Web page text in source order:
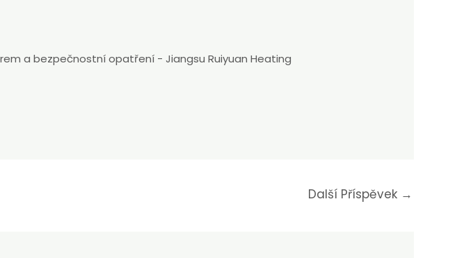
a bezpečnostní opatření - Jiangsu Ruiyuan Heating
Další Příspěvek →